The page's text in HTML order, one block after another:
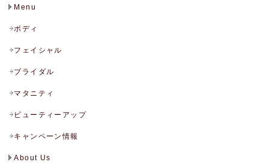
Menu
ボディ
フェイシャル
ブライダル
マタニティ
ビューティーアップ
キャンペーン情報
About Us